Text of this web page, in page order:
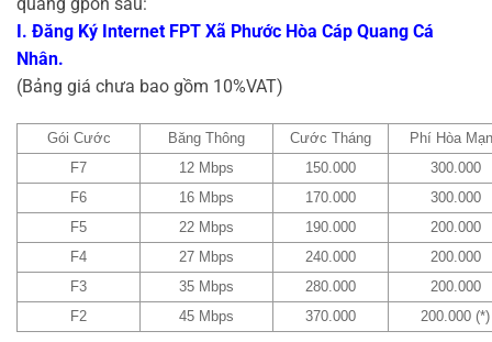
I. Đăng Ký Internet FPT Xã Phước Hòa Cáp Quang Cá
Nhân.
(Bảng giá chưa bao gồm 10%VAT)
Gói Cước Băng Thông Cước Tháng
Phí Hòa
F7
12 Mbps 150.000
300.000
F6
16 Mbps 170.000
300.000
F5
22 Mbps 190.000
200.000
F4
27 Mbps 240.000
200.000
F3
35 Mbps 280.000
200.000
F2
45 Mbps 370.000 200.000 (*)